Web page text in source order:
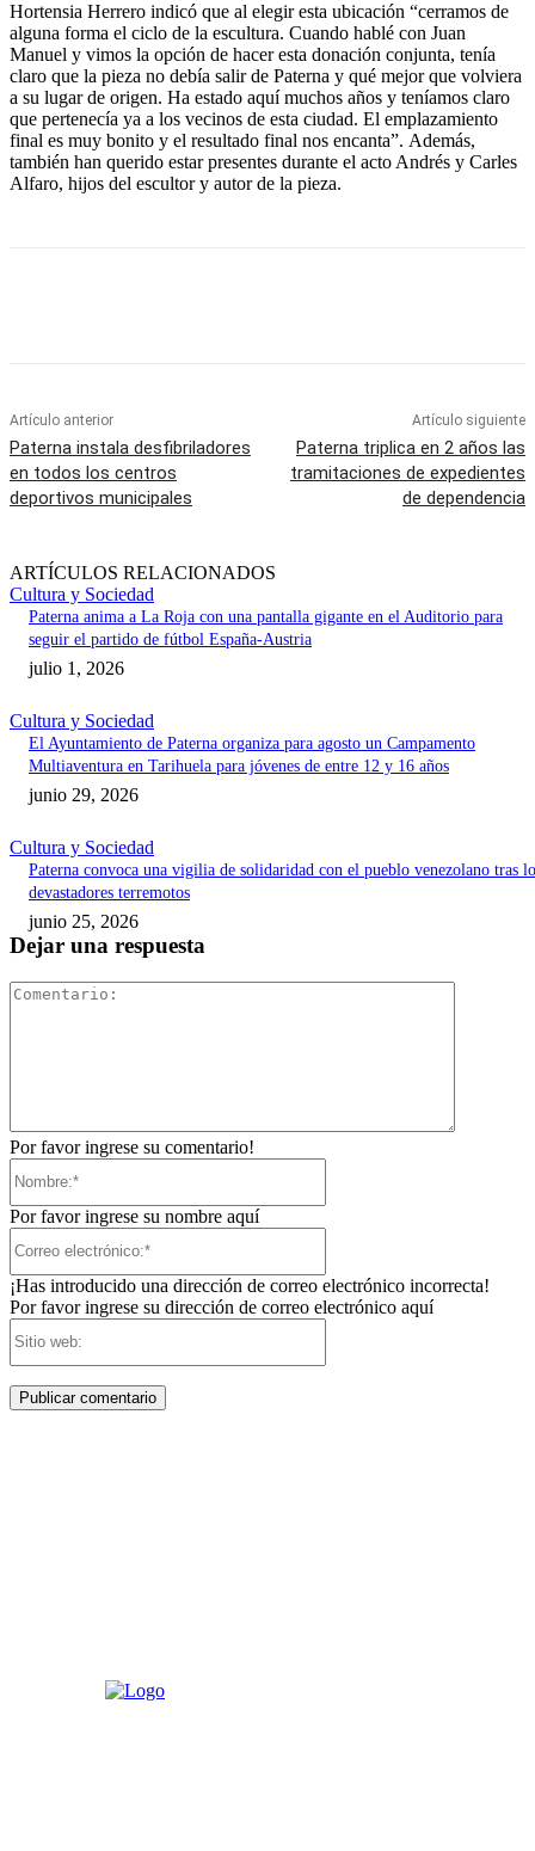
Hortensia Herrero indicó que al elegir esta ubicación “cerramos de
alguna forma el ciclo de la escultura. Cuando hablé con Juan
Manuel y vimos la opción de hacer esta donación conjunta, tenía
claro que la pieza no debía salir de Paterna y qué mejor que volviera
a su lugar de origen. Ha estado aquí muchos años y teníamos claro
que pertenecía ya a los vecinos de esta ciudad. El emplazamiento
final es muy bonito y el resultado final nos encanta”. Además,
también han querido estar presentes durante el acto Andrés y Carles
Alfaro, hijos del escultor y autor de la pieza.
Artículo anterior
Paterna instala desfibriladores
en todos los centros
deportivos municipales
Artículo siguiente
Paterna triplica en 2 años las
tramitaciones de expedientes
de dependencia
ARTÍCULOS RELACIONADOS
Cultura y Sociedad
Paterna anima a La Roja con una pantalla gigante en el Auditorio para
seguir el partido de fútbol España-Austria
julio 1, 2026
Cultura y Sociedad
El Ayuntamiento de Paterna organiza para agosto un Campamento
Multiaventura en Tarihuela para jóvenes de entre 12 y 16 años
junio 29, 2026
Cultura y Sociedad
Paterna convoca una vigilia de solidaridad con el pueblo venezolano tras
devastadores terremotos
junio 25, 2026
Dejar una respuesta
Por favor ingrese su comentario!
Por favor ingrese su nombre aquí
¡Has introducido una dirección de correo electrónico incorrecta!
Por favor ingrese su dirección de correo electrónico aquí